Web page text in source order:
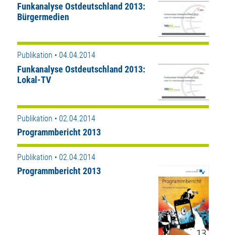
Funkanalyse Ostdeutschland 2013:
Bürgermedien
Publikation • 04.04.2014
Funkanalyse Ostdeutschland 2013:
Lokal-TV
Publikation • 02.04.2014
Programmbericht 2013
Publikation • 02.04.2014
Programmbericht 2013